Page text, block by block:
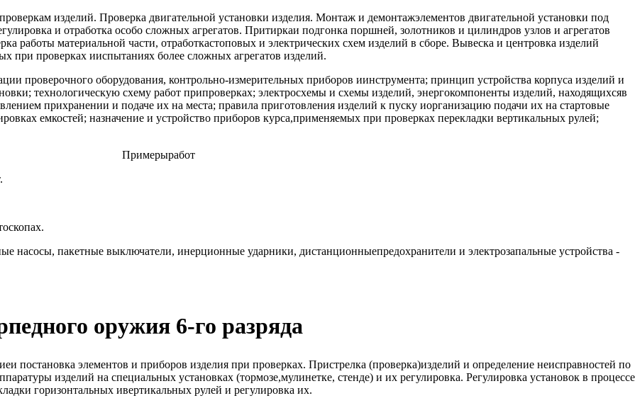
изделий. Проверка двигательной установки изделия. Монтаж и демонтажэлементов двигательной установки под
и отработка особо сложных агрегатов. Притиркаи подгонка поршней, золотников и цилиндров узлов и агрегатов
работы материальной части, отработкастоповых и электрических схем изделий в сборе. Вывеска и центровка изделий
при проверках ииспытаниях более сложных агрегатов изделий.
проверочного оборудования, контрольно-измерительных приборов иинструмента; принцип устройства корпуса изделий и
технологическую схему работ припроверках; электросхемы и схемы изделий, энергокомпоненты изделий, находящихсяв
прихранении и подаче их на места; правила приготовления изделий к пуску иорганизацию подачи их на стартовые
емкостей; назначение и устройство приборов курса,применяемых при проверках перекладки вертикальных рулей;
Примерыработ
насосы, пакетные выключатели, инерционные ударники, дистанционныепредохранители и электрозапальные устройства -
оружия 6-го разряда
постановка элементов и приборов изделия при проверках. Пристрелка (проверка)изделий и определение неисправностей по
изделий на специальных установках (тормозе,мулинетке, стенде) и их регулировка. Регулировка установок в процессе
горизонтальных ивертикальных рулей и регулировка их.